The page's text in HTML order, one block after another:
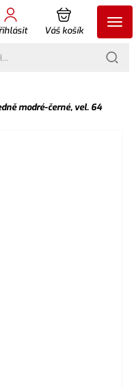
Váš košík
modré-černé, vel. 64